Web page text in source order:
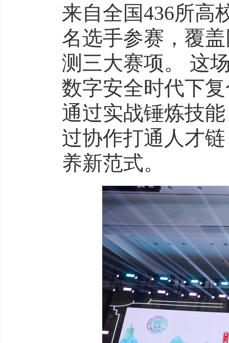
来自全国436所高
名选手参赛，覆
测三大赛项。 这
数字安全时代下
通过实战锤炼技
过协作打通人才
养新范式。